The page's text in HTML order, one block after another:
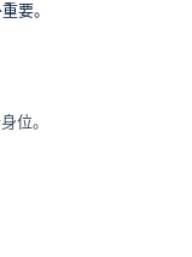
要。
位。